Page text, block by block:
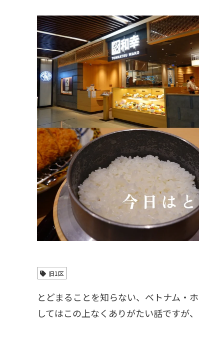
旧1区
とどまることを知らない、ベトナム・
してはこの上なくありがたい話ですが